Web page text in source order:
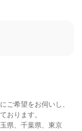
ご希望をお伺いし、
おります。
県、千葉県、東京